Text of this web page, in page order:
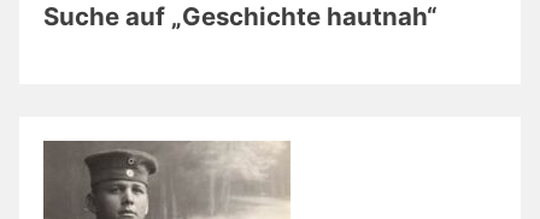
Suche auf „Geschichte hautnah“